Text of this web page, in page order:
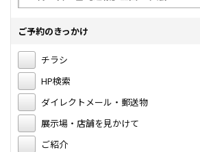
ご予約のきっかけ
チラシ
HP検索
ダイレクトメール・郵送物
展示場・店舗を見かけて
ご紹介